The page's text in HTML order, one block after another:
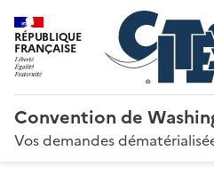
RÉPUBLIQUE
FRANÇAISE
Convention de
Vos demandes